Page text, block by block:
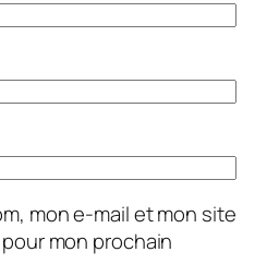
mon e-mail et mon site
mon prochain